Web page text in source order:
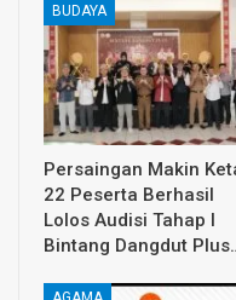
BUDAYA
Persaingan Makin
22 Peserta Berhasil
Lolos Audisi Tahap I
Bintang Dangdut